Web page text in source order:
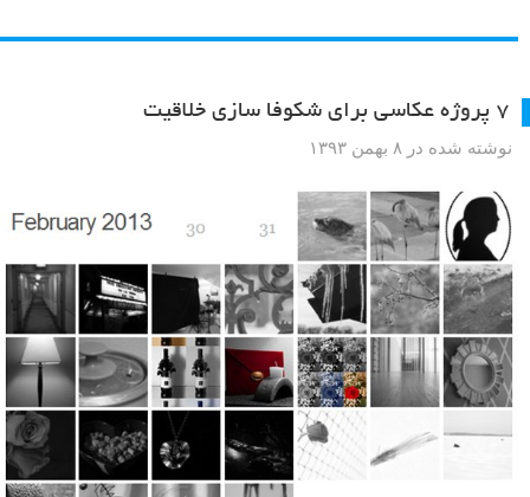
۷ پروژه عکاسی برای شکوفا سازی خلاقیت
نوشته شده در ۸ بهمن ۱۳۹۳